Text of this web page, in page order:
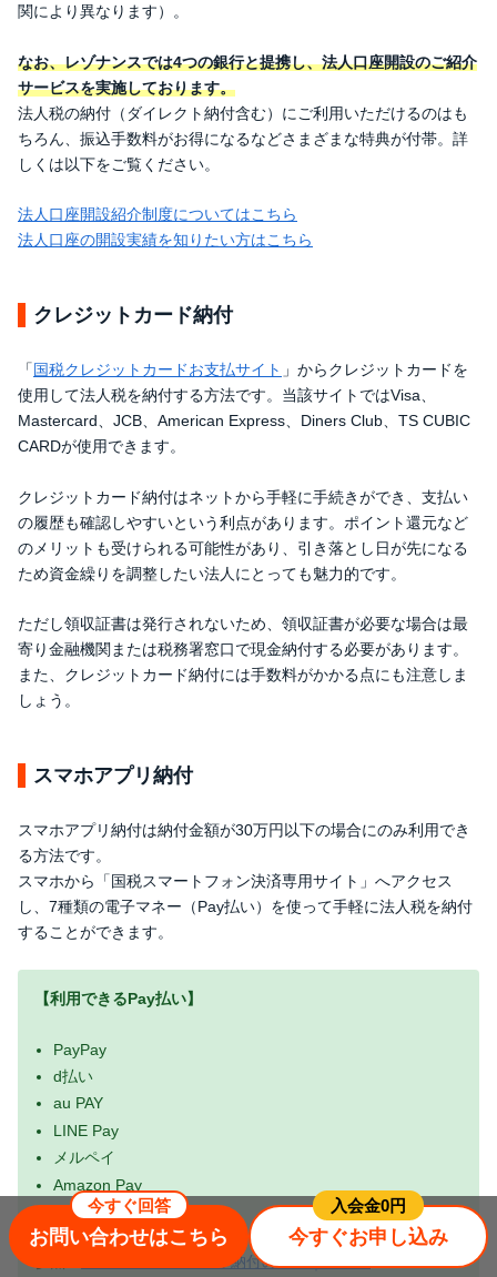
関により異なります）。
なお、レゾナンスでは4つの銀行と提携し、法人口座開設のご紹介
サービスを実施しております。
法人税の納付（ダイレクト納付含む）にご利用いただけるのはも
ちろん、振込手数料がお得になるなどさまざまな特典が付帯。詳
しくは以下をご覧ください。
法人口座開設紹介制度についてはこちら
法人口座の開設実績を知りたい方はこちら
クレジットカード納付
「 国税クレジットカードお支払サイト 」からクレジットカードを
使用して法人税を納付する方法です。当該サイトではVisa、
Mastercard、JCB、American Express、Diners Club、TS CUBIC
CARDが使用できます。
クレジットカード納付はネットから手軽に手続きができ、支払い
の履歴も確認しやすいという利点があります。ポイント還元など
のメリットも受けられる可能性があり、引き落とし日が先になる
ため資金繰りを調整したい法人にとっても魅力的です。
ただし領収証書は発行されないため、領収証書が必要な場合は最
寄り金融機関または税務署窓口で現金納付する必要があります。
また、クレジットカード納付には手数料がかかる点にも注意しま
しょう。
スマホアプリ納付
スマホアプリ納付は納付金額が30万円以下の場合にのみ利用でき
る方法です。
スマホから「国税スマートフォン決済専用サイト」へアクセス
し、7種類の電子マネー（Pay払い）を使って手軽に法人税を納付
することができます。
【利用できるPay払い】
PayPay
d払い
au PAY
LINE Pay
メルペイ
Amazon Pay
Rakuten Pay
G-2-5 スマホアプリ納付の手続｜国税庁
お問い合わせはこちら
今すぐ回答
今すぐお申し込み
⼊会⾦0円